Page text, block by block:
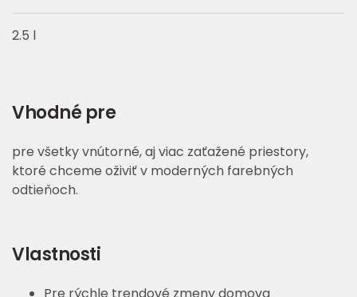
2.5 l
Vhodné pre
pre všetky vnútorné, aj viac zaťažené priestory,
ktoré chceme oživiť v moderných farebných
odtieňoch.
Vlastnosti